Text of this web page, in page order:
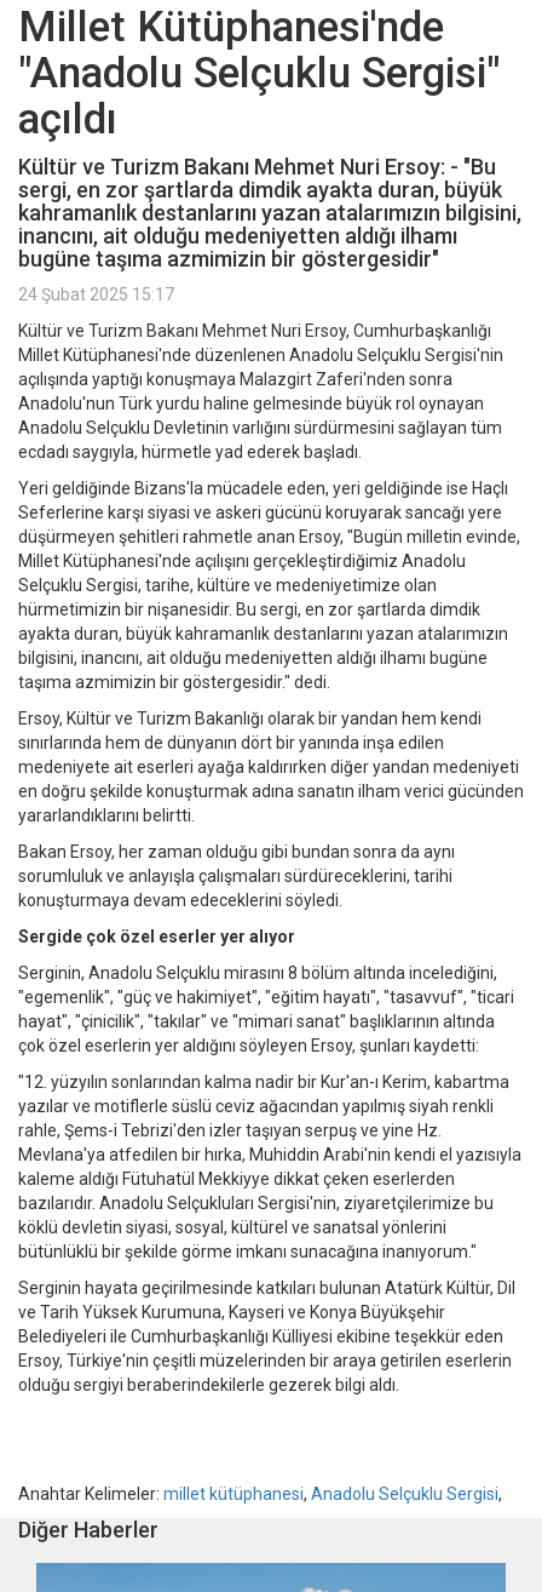
Millet Kütüphanesi'nde
"Anadolu Selçuklu Sergisi"
açıldı
Kültür ve Turizm Bakanı Mehmet Nuri Ersoy: - "Bu
sergi, en zor şartlarda dimdik ayakta duran, büyük
kahramanlık destanlarını yazan atalarımızın bilgisini,
inancını, ait olduğu medeniyetten aldığı ilhamı
bugüne taşıma azmimizin bir göstergesidir"
24 Şubat 2025 15:17
Kültür ve Turizm Bakanı Mehmet Nuri Ersoy, Cumhurbaşkanlığı
Millet Kütüphanesi'nde düzenlenen Anadolu Selçuklu Sergisi'nin
açılışında yaptığı konuşmaya Malazgirt Zaferi'nden sonra
Anadolu'nun Türk yurdu haline gelmesinde büyük rol oynayan
Anadolu Selçuklu Devletinin varlığını sürdürmesini sağlayan tüm
ecdadı saygıyla, hürmetle yad ederek başladı.
Yeri geldiğinde Bizans'la mücadele eden, yeri geldiğinde ise Haçlı
Seferlerine karşı siyasi ve askeri gücünü koruyarak sancağı yere
düşürmeyen şehitleri rahmetle anan Ersoy, "Bugün milletin evinde,
Millet Kütüphanesi'nde açılışını gerçekleştirdiğimiz Anadolu
Selçuklu Sergisi, tarihe, kültüre ve medeniyetimize olan
hürmetimizin bir nişanesidir. Bu sergi, en zor şartlarda dimdik
ayakta duran, büyük kahramanlık destanlarını yazan atalarımızın
bilgisini, inancını, ait olduğu medeniyetten aldığı ilhamı bugüne
taşıma azmimizin bir göstergesidir." dedi.
Ersoy, Kültür ve Turizm Bakanlığı olarak bir yandan hem kendi
sınırlarında hem de dünyanın dört bir yanında inşa edilen
medeniyete ait eserleri ayağa kaldırırken diğer yandan medeniyeti
en doğru şekilde konuşturmak adına sanatın ilham verici gücünden
yararlandıklarını belirtti.
Bakan Ersoy, her zaman olduğu gibi bundan sonra da aynı
sorumluluk ve anlayışla çalışmaları sürdüreceklerini, tarihi
konuşturmaya devam edeceklerini söyledi.
Sergide çok özel eserler yer alıyor
Serginin, Anadolu Selçuklu mirasını 8 bölüm altında incelediğini,
"egemenlik", "güç ve hakimiyet", "eğitim hayatı", "tasavvuf", "ticari
hayat", "çinicilik", "takılar" ve "mimari sanat" başlıklarının altında
çok özel eserlerin yer aldığını söyleyen Ersoy, şunları kaydetti:
"12. yüzyılın sonlarından kalma nadir bir Kur'an-ı Kerim, kabartma
yazılar ve motiflerle süslü ceviz ağacından yapılmış siyah renkli
rahle, Şems-i Tebrizi'den izler taşıyan serpuş ve yine Hz.
Mevlana'ya atfedilen bir hırka, Muhiddin Arabi'nin kendi el yazısıyla
kaleme aldığı Fütuhatül Mekkiyye dikkat çeken eserlerden
bazılarıdır. Anadolu Selçukluları Sergisi'nin, ziyaretçilerimize bu
köklü devletin siyasi, sosyal, kültürel ve sanatsal yönlerini
bütünlüklü bir şekilde görme imkanı sunacağına inanıyorum."
Serginin hayata geçirilmesinde katkıları bulunan Atatürk Kültür, Dil
ve Tarih Yüksek Kurumuna, Kayseri ve Konya Büyükşehir
Belediyeleri ile Cumhurbaşkanlığı Külliyesi ekibine teşekkür eden
Ersoy, Türkiye'nin çeşitli müzelerinden bir araya getirilen eserlerin
olduğu sergiyi beraberindekilerle gezerek bilgi aldı.
Anahtar Kelimeler: millet kütüphanesi, Anadolu Selçuklu Sergisi,
Diğer Haberler